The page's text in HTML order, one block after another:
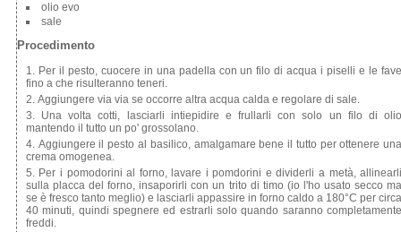
olio evo
sale
Procedimento
Per il pesto, cuocere in una padella con un filo di acqua i piselli e le
fino a che risulteranno teneri.
Aggiungere via via se occorre altra acqua calda e regolare di sale.
Una volta cotti, lasciarli intiepidire e frullarli con solo un filo di
mantendo il tutto un po' grossolano.
Aggiungere il pesto al basilico, amalgamare bene il tutto per ottenere
crema omogenea.
Per i pomodorini al forno, lavare i pomdorini e dividerli a metà,
sulla placca del forno, insaporirli con un trito di timo (io l'ho usato secco
se è fresco tanto meglio) e lasciarli appassire in forno caldo a 180°C per
40 minuti, quindi spegnere ed estrarli solo quando saranno
freddi.